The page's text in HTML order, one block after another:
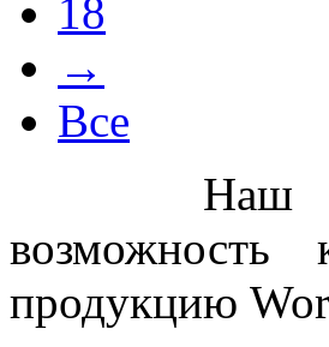
18
→
Все
Наш сайт
возможность
продукцию